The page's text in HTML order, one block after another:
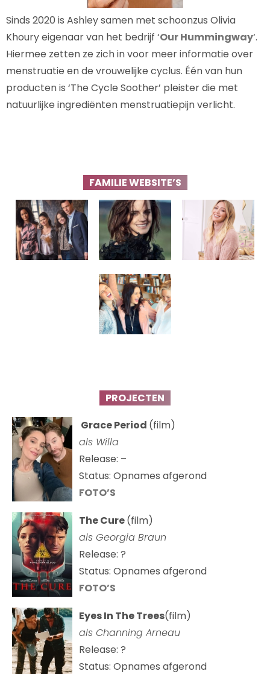
Sinds 2020 is Ashley samen met schoonzus Olivia
Khoury eigenaar van het bedrijf ‘Our Hummingway‘.
Hiermee zetten ze zich in voor meer informatie over
menstruatie en de vrouwelijke cyclus. Één van hun
producten is ‘The Cycle Soother’ pleister die met
natuurlijke ingrediënten menstruatiepijn verlicht.
FAMILIE WEBSITE’S
PROJECTEN
Grace Period (film)
als Willa
Release: –
Status: Opnames afgerond
FOTO’S
The Cure(film)
als Georgia Braun
Release: ?
Status: Opnames afgerond
FOTO’S
Eyes In The Trees(film)
als Channing Arneau
Release: ?
Status: Opnames afgerond